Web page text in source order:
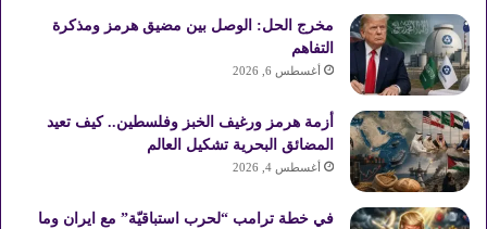
ت
ق
R
مخرج الحل: الوصل بين مضيق هرمز ومذكرة
التفاهم
أغسطس 6, 2026
أزمة هرمز ورغيف الخبز وفلسطين.. كيف تعيد
المضائق البحرية تشكيل العالم
أغسطس 4, 2026
في خطة ترامب “لحرب استباقيّة” مع ايران وما